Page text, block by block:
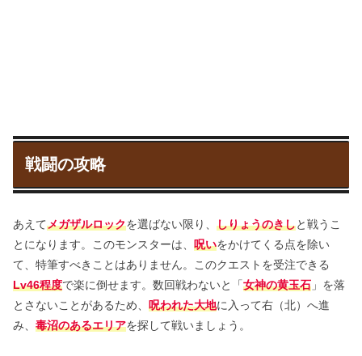
戦闘の攻略
あえてメガザルロックを選ばない限り、 しりょうのきしと戦うこ
とになります。このモンスターは、 呪いをかけてくる点を除い
て、特筆すべきことはありません。このクエストを受注できる
Lv46程度で楽に倒せます。数回戦わないと「女神の黄玉石 」を落
とさないことがあるため、 呪われた大地に入って右（北）へ進
み、 毒沼のあるエリアを探して戦いましょう。